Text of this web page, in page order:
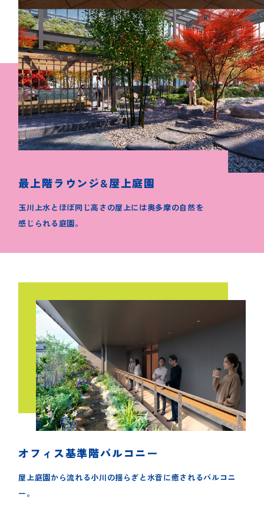
最上階ラウンジ&屋上庭園
玉川上水とほぼ同じ高さの屋上には奥多摩の自然を
感じられる庭園。
オフィス基準階バルコニー
屋上庭園から流れる小川の揺らぎと水音に癒されるバルコニ
ー。